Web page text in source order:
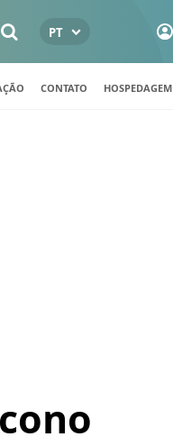
PT
CONTATO HOSPEDAGEM